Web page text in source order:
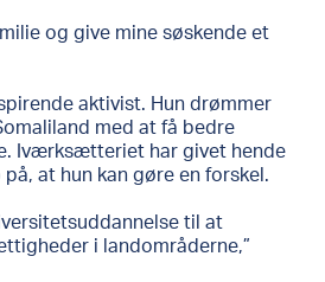
og give mine søskende et
aktivist. Hun drømmer
med at få bedre
Iværksætteriet har givet hende
at hun kan gøre en forskel.
til at
i landområderne,”